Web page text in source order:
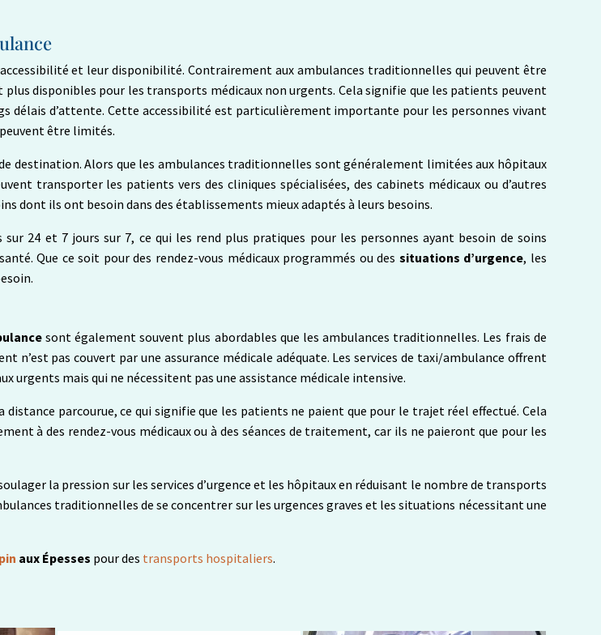
et leur disponibilité. Contrairement aux ambulances traditionnelles qui peuvent être
disponibles pour les transports médicaux non urgents. Cela signifie que les patients peuvent
délais d’attente. Cette accessibilité est particulièrement importante pour les personnes vivant
être limités.
destination. Alors que les ambulances traditionnelles sont généralement limitées aux hôpitaux
transporter les patients vers des cliniques spécialisées, des cabinets médicaux ou d’autres
dont ils ont besoin dans des établissements mieux adaptés à leurs besoins.
24 et 7 jours sur 7, ce qui les rend plus pratiques pour les personnes ayant besoin de soins
Que ce soit pour des rendez-vous médicaux programmés ou des situations d’urgence, les
sont également souvent plus abordables que les ambulances traditionnelles. Les frais de
pas couvert par une assurance médicale adéquate. Les services de taxi/ambulance offrent
urgents mais qui ne nécessitent pas une assistance médicale intensive.
parcourue, ce qui signifie que les patients ne paient que pour le trajet réel effectué. Cela
à des rendez-vous médicaux ou à des séances de traitement, car ils ne paieront que pour les
la pression sur les services d’urgence et les hôpitaux en réduisant le nombre de transports
traditionnelles de se concentrer sur les urgences graves et les situations nécessitant une
aux Épesses pour des transports hospitaliers.